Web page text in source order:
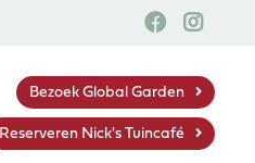
Bezoek Global Garden
Reserveren Nick's Tuincafé